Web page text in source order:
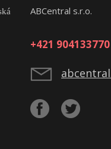
ABCentral s.r.o.
+421 904133770